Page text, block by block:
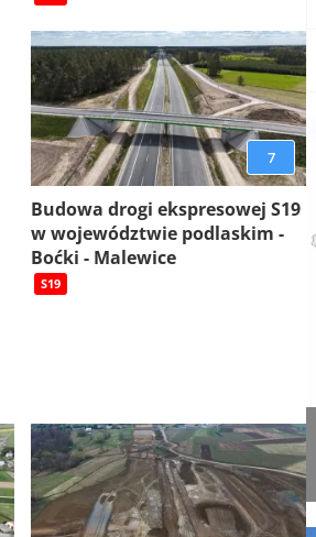
7
Budowa drogi ekspresowej S19
w województwie podlaskim -
Boćki - Malewice
S19